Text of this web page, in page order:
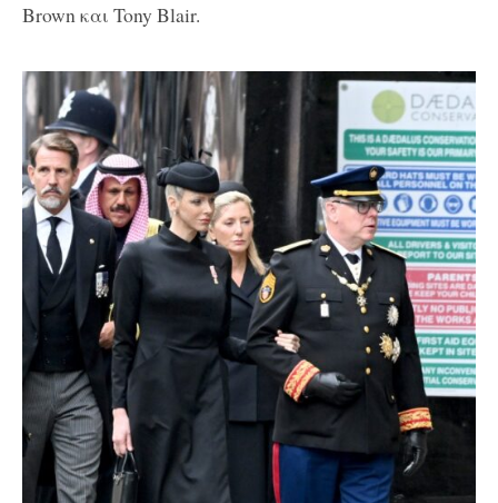
Brown και Tony Blair.